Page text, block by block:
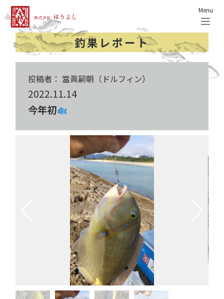
Menu
釣果レポート
投稿者： 當眞嗣朝（ドルフィン）
2022.11.14
今年初